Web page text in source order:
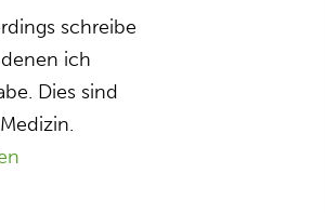
schreibe
ich
Dies sind